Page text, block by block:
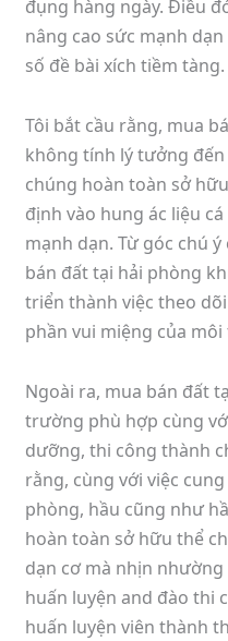
đụng hàng ngày. Điều
nâng cao sức mạnh
số đề bài xích tiềm tàng.
Tôi bắt cầu rằng, mua
không tính lý tưởng
chúng hoàn toàn sở
định vào hung ác liệu
mạnh dạn. Từ góc chú
bán đất tại hải phòng
triển thành việc theo
phần vui miệng của
Ngoài ra, mua bán đất
trường phù hợp cùng
dưỡng, thi công thành
rằng, cùng với việc
phòng, hầu cũng như
hoàn toàn sở hữu thể
dạn cơ mà nhịn
huấn luyện and đào thi
huấn luyện viên thành